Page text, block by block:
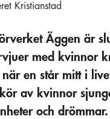
Kristianstad
Äggen är
med kvinnor
en står mitt i
av kvinnor
och